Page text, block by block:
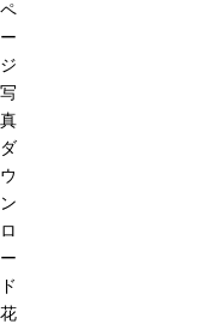
ペ
ー
ジ
写
真
ダ
ウ
ン
ロ
ー
ド
花